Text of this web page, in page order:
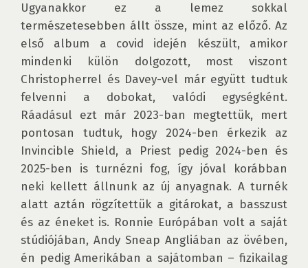
Ugyanakkor ez a lemez sokkal
természetesebben állt össze, mint az előző. Az
első album a covid idején készült, amikor
mindenki külön dolgozott, most viszont
Christopherrel és Davey-vel már együtt tudtuk
felvenni a dobokat, valódi egységként.
Ráadásul ezt már 2023-ban megtettük, mert
pontosan tudtuk, hogy 2024-ben érkezik az
Invincible Shield, a Priest pedig 2024-ben és
2025-ben is turnézni fog, így jóval korábban
neki kellett állnunk az új anyagnak. A turnék
alatt aztán rögzítettük a gitárokat, a basszust
és az éneket is. Ronnie Európában volt a saját
stúdiójában, Andy Sneap Angliában az övében,
én pedig Amerikában a sajátomban – fizikailag